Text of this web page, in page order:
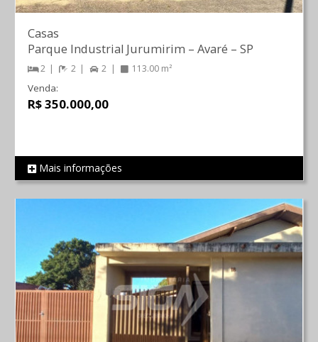
REF 1418
Casas
Parque Industrial Jurumirim – Avaré – SP
2 2 2 113.00 m²
Venda:
R$ 350.000,00
Mais informações